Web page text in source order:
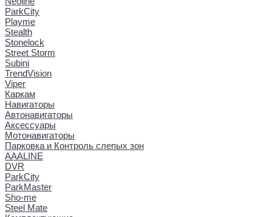
ParkCity
Playme
Stealth
Stonelock
Street Storm
Subini
TrendVision
Viper
Каркам
Навигаторы
Автонавигаторы
Аксессуары
Мотонавигаторы
Парковка и Контроль слепых зон
AAALINE
DVR
ParkCity
ParkMaster
Sho-me
Steel Mate